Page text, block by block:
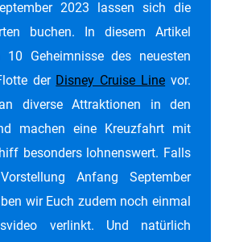
2023 lassen sich die
buchen. In diesem Artikel
Geheimnisse des neuesten
der Disney Cruise Line vor.
diverse Attraktionen in den
machen eine Kreuzfahrt mit
besonders lohnenswert. Falls
Anfang September
wir Euch zudem noch einmal
verlinkt. Und natürlich